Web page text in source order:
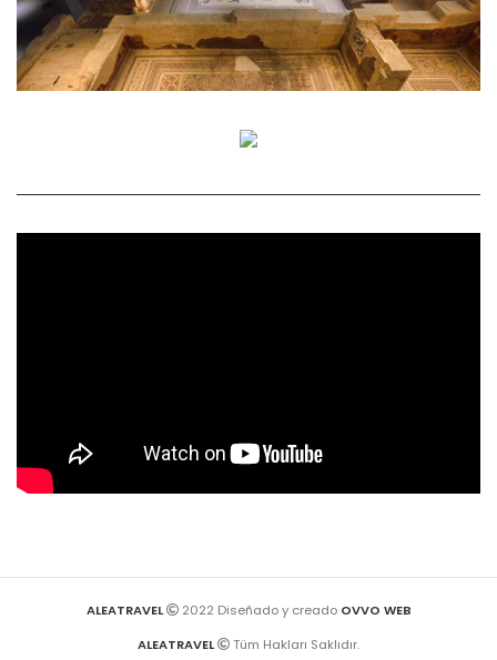
ALEATRAVEL 2022 Diseñado y creado OVVO WEB
ALEATRAVEL
Tüm Hakları Saklıdır.